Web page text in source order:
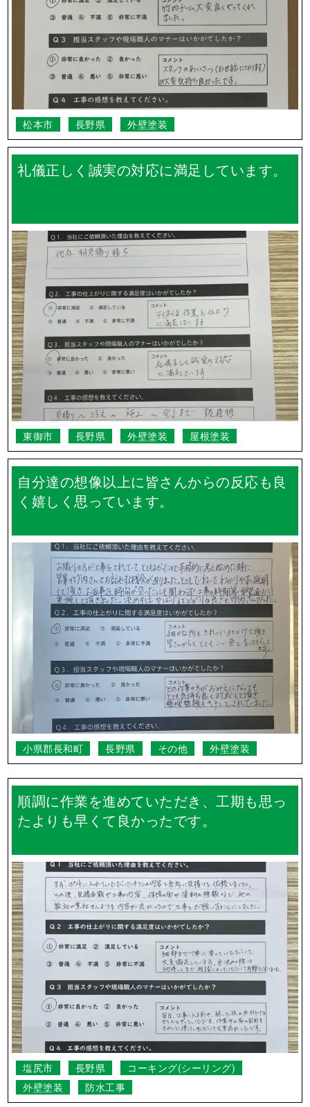
松本市 長野県 外壁塗装
礼儀正しく誠実の対応に満足しています。
東御市 長野県 外壁塗装 屋根塗装
自分達の想像以上に皆さんからの反応も良
く嬉しく思っています。
小県郡長和町 長野県 その他 外壁塗装
順調に作業を進めていただき、工期も思っ
たよりも早くて良かったです。
塩尻市 長野県
コーキング(シーリング)
外壁塗装
防水工事